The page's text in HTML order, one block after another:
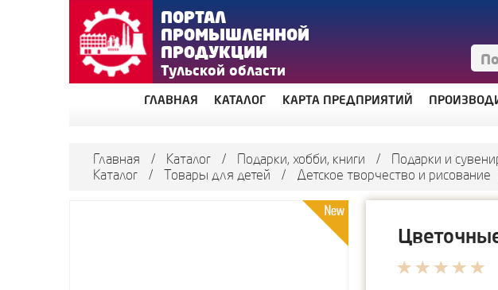
ПОРТАЛ
ПРОМЫШЛЕННОЙ
ПРОДУКЦИИ
Тульской области
ГЛАВНАЯ КАТАЛОГ КАРТА ПРЕДПРИЯТИЙ
Главная / Каталог / Подарки, хобби, книги / Подарки и
Каталог
/ Товары для детей / Детское творчество и рисование